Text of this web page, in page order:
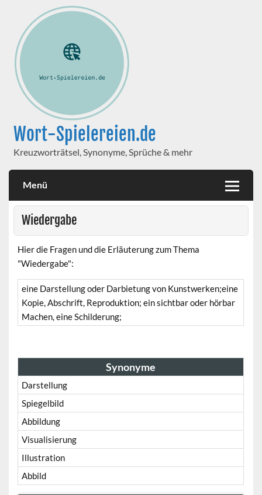
Wort-Spielereien.de
Kreuzworträtsel, Synonyme, Sprüche & mehr
Menü
Wiedergabe
Hier die Fragen und die Erläuterung zum Thema
"Wiedergabe":
eine Darstellung oder Darbietung von Kunstwerken;eine
Kopie, Abschrift, Reproduktion; ein sichtbar oder hörbar
Machen, eine Schilderung;
Synonyme
Darstellung
Spiegelbild
Abbildung
Visualisierung
Illustration
Abbild